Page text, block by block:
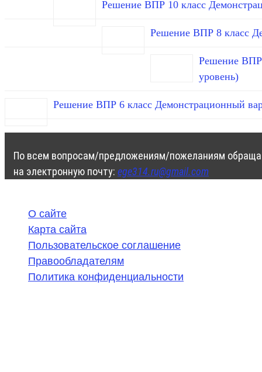
Решение ВПР 10 класс
Решение ВПР 8 класс
Решение ВПР
уровень)
Решение ВПР 6 класс Демонстрационный
По всем вопросам/предложениям/пожеланиям
на электронную почту: ege314.ru@gmail.com
О сайте
Карта сайта
Пользовательское соглашение
Правообладателям
Политика конфиденциальности